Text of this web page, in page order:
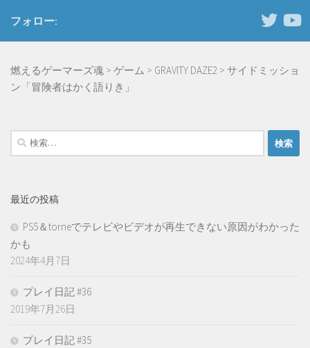
フォロー:
燃えるゲーマーズ魂 > ゲーム > GRAVITY DAZE2 > サイドミッショ
ン「冒険者はかく語りき」
検
索:
最近の投稿
PS5＆torneでテレビやビデオが再生できない原因がわかった
かも
2024年4月7日
プレイ日記 #36
2019年7月26日
プレイ日記 #35